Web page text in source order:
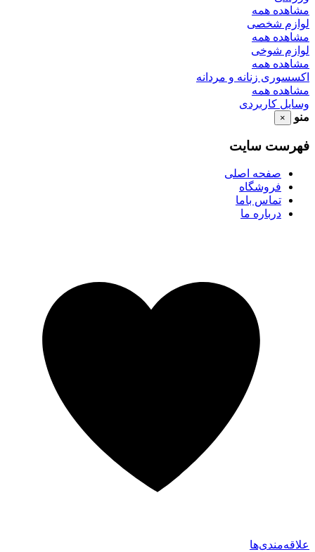
مشاهده همه
لوازم شخصی
مشاهده همه
لوازم شوخی
مشاهده همه
اکسسوری زنانه و مردانه
مشاهده همه
وسایل کاربردی
منو
×
فهرست سایت
صفحه اصلی
فروشگاه
تماس باما
درباره ما
علاقه‌مندی‌ها